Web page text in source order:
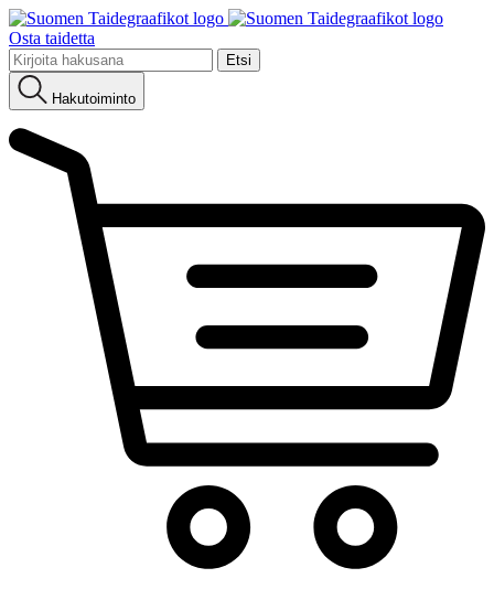
Osta taidetta
Etsi:
Hakutoiminto